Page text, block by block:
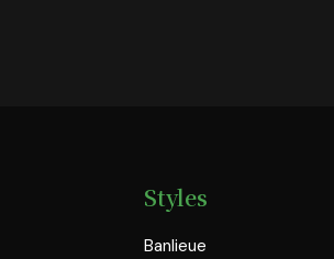
Styles
Banlieue